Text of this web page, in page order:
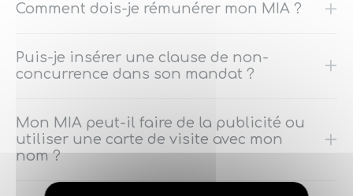
Comment dois-je rémunérer mon MIA ?
Puis-je insérer une clause de non-
concurrence dans son mandat ?
Mon MIA peut-il faire de la publicité ou
utiliser une carte de visite avec mon
nom ?